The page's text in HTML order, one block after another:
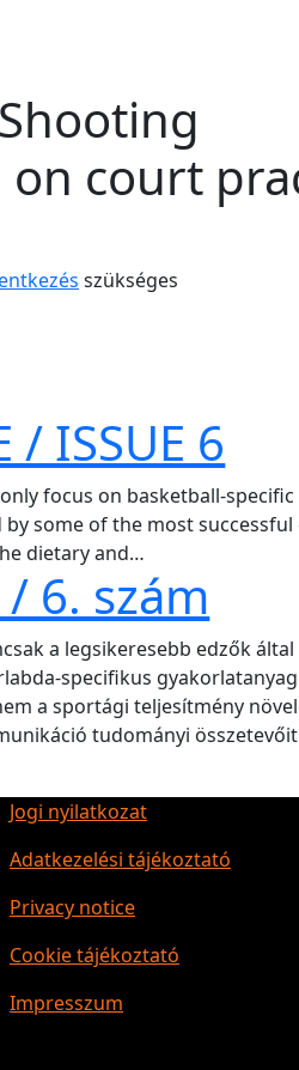
court
szükséges
/ ISSUE 6
focus on basketball-
some of the most successful
dietary and…
6. szám
a legsikeresebb edzők által
specifikus
a sportági teljesítmény
tudományi
Jogi nyilatkozat
Adatkezelési tájékoztató
Privacy notice
Cookie tájékoztató
Impresszum